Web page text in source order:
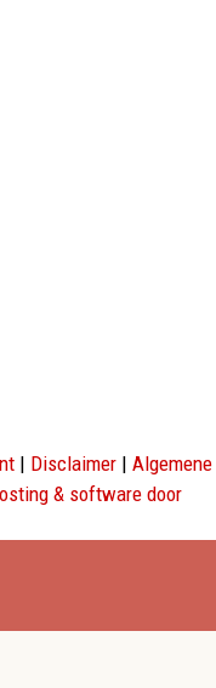
| Disclaimer | Algemene
& software door